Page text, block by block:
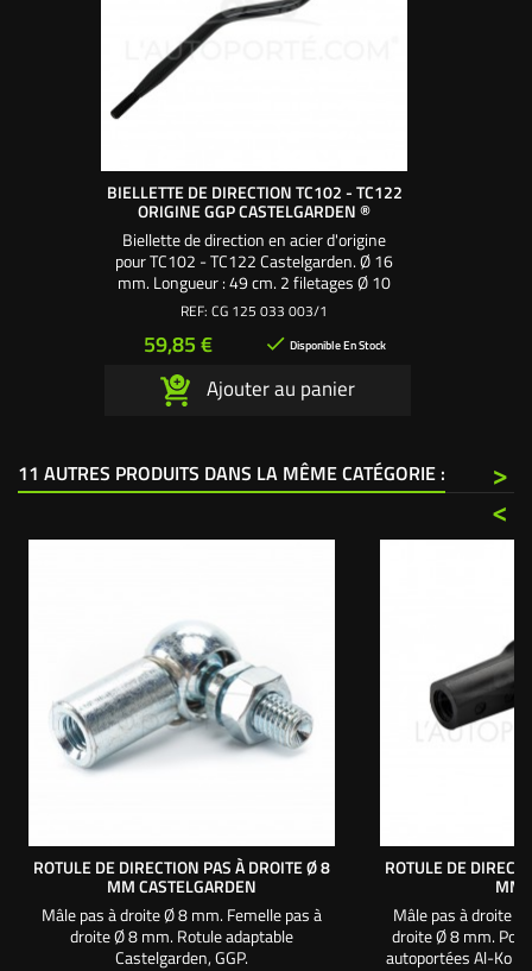
BIELLETTE DE DIRECTION TC102 - TC122
ORIGINE GGP CASTELGARDEN ®
Biellette de direction en acier d'origine
pour TC102 - TC122 Castelgarden. Ø 16
mm. Longueur : 49 cm. 2 filetages Ø 10
mm. Se fixe avec 2 rotules 360505
REF: CG 125 033 003/1
Prix
59,85 €  Disponible En Stock
Ajouter au panier
11 AUTRES PRODUITS DANS LA MÊME CATÉGORIE :
>
<
ROTULE DE DIRECTION PAS À DROITE Ø 8
MM CASTELGARDEN
Mâle pas à droite Ø 8 mm. Femelle pas à
droite Ø 8 mm. Rotule adaptable
Castelgarden, GGP.
ROTULE DE
MM
Mâle pas à droite
droite Ø 8 mm.
autoportées Al-Ko